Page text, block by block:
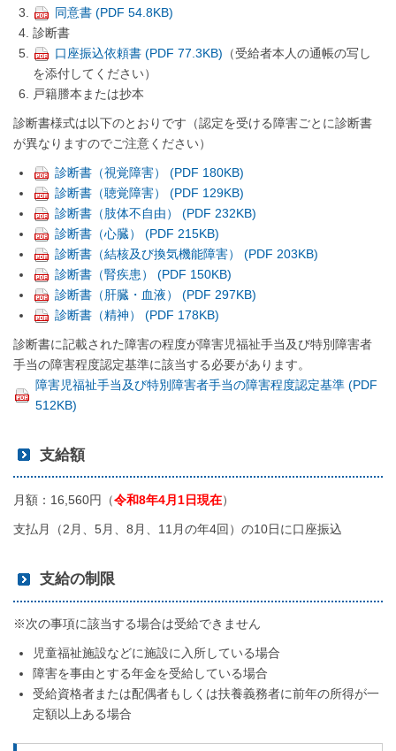
同意書 (PDF 54.8KB)
診断書
口座振込依頼書 (PDF 77.3KB) （受給者本人の通帳の写し
を添付してください）
戸籍謄本または抄本
診断書様式は以下のとおりです（認定を受ける障害ごとに診断書
が異なりますのでご注意ください）
診断書（視覚障害） (PDF 180KB)
診断書（聴覚障害） (PDF 129KB)
診断書（肢体不自由） (PDF 232KB)
診断書（心臓） (PDF 215KB)
診断書（結核及び換気機能障害） (PDF 203KB)
診断書（腎疾患） (PDF 150KB)
診断書（肝臓・血液） (PDF 297KB)
診断書（精神） (PDF 178KB)
診断書に記載された障害の程度が障害児福祉手当及び特別障害者
手当の障害程度認定基準に該当する必要があります。
障害児福祉手当及び特別障害者手当の障害程度認定基準 (PDF
512KB)
支給額
月額：16,560円（令和8年4月1日現在）
支払月（2月、5月、8月、11月の年4回）の10日に口座振込
支給の制限
※次の事項に該当する場合は受給できません
児童福祉施設などに施設に入所している場合
障害を事由とする年金を受給している場合
受給資格者または配偶者もしくは扶養義務者に前年の所得が一
定額以上ある場合